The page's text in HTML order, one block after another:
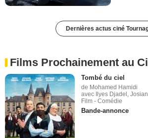
Dernières actus ciné
Films Prochainement au
Tombé du ciel
de Mohamed Hamidi
avec Ilyes Djadel,
Film - Comédie
Bande-annonce